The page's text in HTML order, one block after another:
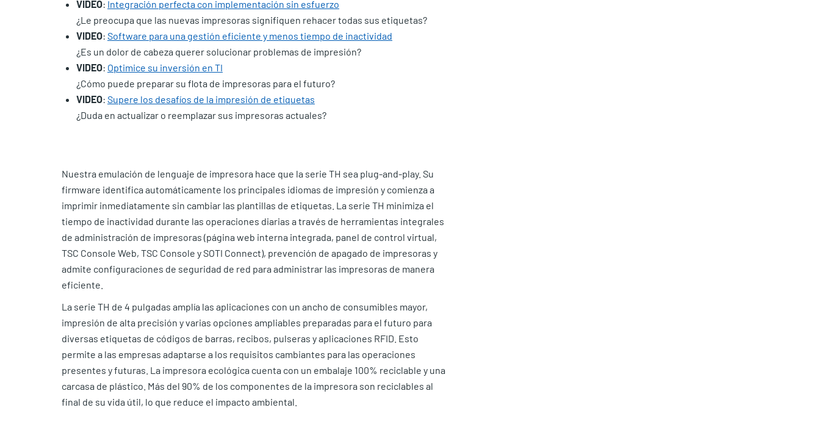
VIDEO: Integración perfecta con implementación sin esfuerzo
¿Le preocupa que las nuevas impresoras signifiquen rehacer todas sus etiquetas?
VIDEO: Software para una gestión eficiente y menos tiempo de inactividad
¿Es un dolor de cabeza querer solucionar problemas de impresión?
VIDEO: Optimice su inversión en TI
¿Cómo puede preparar su flota de impresoras para el futuro?
VIDEO: Supere los desafíos de la impresión de etiquetas
¿Duda en actualizar o reemplazar sus impresoras actuales?
Nuestra emulación de lenguaje de impresora hace que la serie TH sea plug-and-play. Su
firmware identifica automáticamente los principales idiomas de impresión y comienza a
imprimir inmediatamente sin cambiar las plantillas de etiquetas. La serie TH minimiza el
tiempo de inactividad durante las operaciones diarias a través de herramientas integrales
de administración de impresoras (página web interna integrada, panel de control virtual,
TSC Console Web, TSC Console y SOTI Connect), prevención de apagado de impresoras y
admite configuraciones de seguridad de red para administrar las impresoras de manera
eficiente.
La serie TH de 4 pulgadas amplía las aplicaciones con un ancho de consumibles mayor,
impresión de alta precisión y varias opciones ampliables preparadas para el futuro para
diversas etiquetas de códigos de barras, recibos, pulseras y aplicaciones RFID. Esto
permite a las empresas adaptarse a los requisitos cambiantes para las operaciones
presentes y futuras. La impresora ecológica cuenta con un embalaje 100% reciclable y una
carcasa de plástico. Más del 90% de los componentes de la impresora son reciclables al
final de su vida útil, lo que reduce el impacto ambiental.